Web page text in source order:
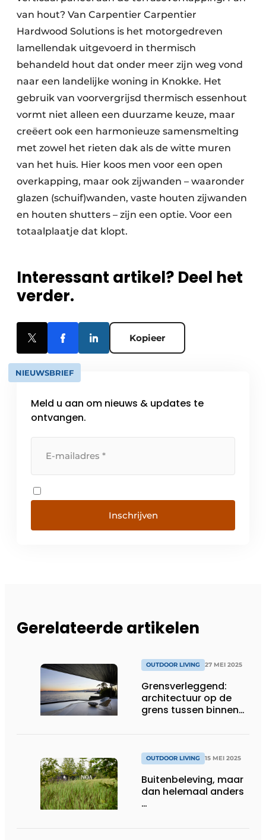
van hout? Van Carpentier Carpentier
Hardwood Solutions is het motorgedreven
lamellendak uitgevoerd in thermisch
behandeld hout dat onder meer zijn weg vond
naar een landelijke woning in Knokke. Het
gebruik van voorvergrijsd thermisch essenhout
vormt niet alleen een duurzame keuze, maar
creëert ook een harmonieuze samensmelting
met zowel het rieten dak als de witte muren
van het huis. Hier koos men voor een open
overkapping, maar ook zijwanden – waaronder
glazen (schuif)wanden, vaste houten zijwanden
en houten shutters – zijn een optie. Voor een
totaalplaatje dat klopt.
Interessant artikel? Deel het
verder.
Kopieer
NIEUWSBRIEF
Meld u aan om nieuws & updates te
ontvangen.
Inschrijven
Gerelateerde artikelen
OUTDOOR LIVING 27 MEI 2025
Grensverleggend:
architectuur op de
grens tussen binnen
OUTDOOR LIVING 15 MEI 2025
Buitenbeleving, maar
dan helemaal anders
…